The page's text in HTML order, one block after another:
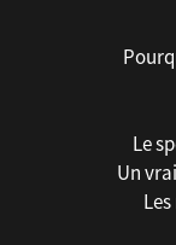
Le
Un